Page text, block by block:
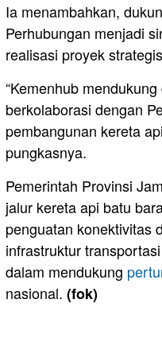
Ia menambahkan,
Perhubungan menjadi
realisasi proyek
“Kemenhub
berkolaborasi dengan
pembangunan kereta
pungkasnya.
Pemerintah Provinsi
jalur kereta api batu
penguatan konektivitas
infrastruktur
dalam mendukung
nasional. (fok)